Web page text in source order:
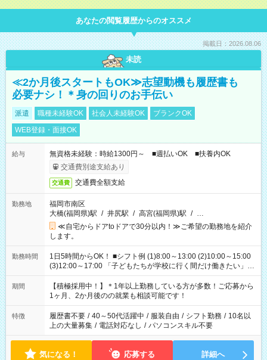
あなたの閲覧履歴からのオススメ
掲載日：2026.08.06
未読
≪2か月後スタートもOK≫志望動機も履歴書も
必要ナシ！＊身の回りのお手伝い
派遣 職種未経験OK 社会人未経験OK
ブランクOK
WEB登録・面接OK
給与
無資格未経験：時給1300円～ ■週払いOK ■扶養内OK
交通費別途支給あり
交通費 交通費全額支給
勤務地
福岡市南区
大橋(福岡県)駅 / 井尻駅 / 高宮(福岡県)駅 / …
≪自宅からドアtoドアで30分以内！≫ご希望の勤務地を紹介
します。
勤務時間
1日5時間からOK！ ■シフト例 (1)8:00～13:00 (2)10:00～15:00
(3)12:00～17:00 「子どもたちが学校に行く間だけ働きたい」
「余裕を持って夕飯の準備がしたい」 「午前中は働いて、午後
はプライベートの時間にしたい」 など、ご希望を教えてくださ
いね。 ※Wワーク希望の方へ 今ご覧のお仕事で希望する勤務時
間と、もう1つのお仕事の勤務時間。 合計で週40時間を超える
場合は応募できません。
期間
【積極採用中！】＊1年以上勤務している方が多数！ご応募から
1ヶ月、2か月後のの就業も相談可能です！
特徴 履歴書不要 / 40～50代活躍中 / 服装自由 / シフト勤務 / 10名以
上の大量募集 / 電話対応なし / パソコンスキル不要
気になる！ 応募する 詳細へ